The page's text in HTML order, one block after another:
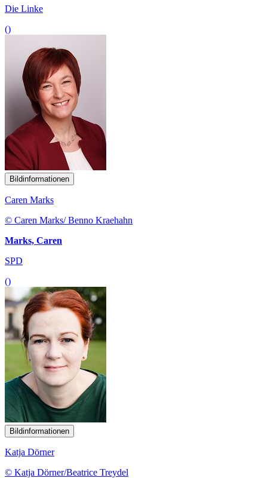
Die Linke
()
Bildinformationen
Caren Marks
© Caren Marks/ Benno Kraehahn
Marks, Caren
SPD
()
Bildinformationen
Katja Dörner
© Katja Dörner/Beatrice Treydel